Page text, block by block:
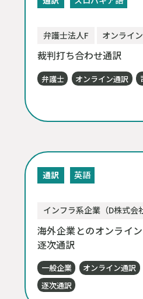
弁護士法人F オンライン
裁判打ち合わせ通訳
弁護士 オンライン通訳
通訳 英語
インフラ系企業（D株式会
海外企業とのオンライ
逐次通訳
一般企業 オンライン通訳
逐次通訳